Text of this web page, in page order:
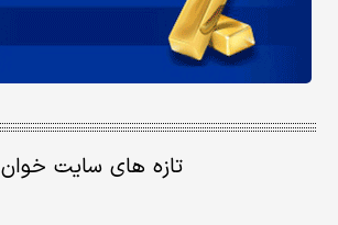
تازه های سایت خوان